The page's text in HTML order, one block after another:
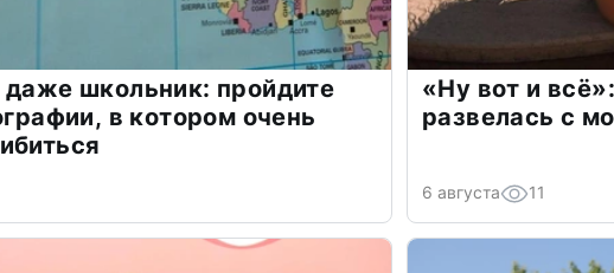
даже школьник: пройдите
в котором очень
«Ну вот и
развелась с
6 августа 11